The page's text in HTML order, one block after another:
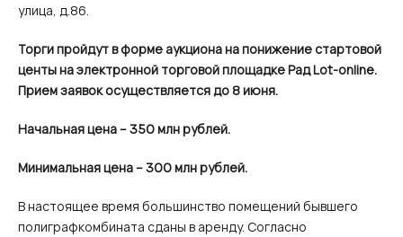
улица, д.86.
Торги пройдут в форме аукциона на понижение стартовой
центы на электронной торговой площадке Рад Lot-online.
Прием заявок осуществляется до 8 июня.
Начальная цена – 350 млн рублей.
Минимальная цена – 300 млн рублей.
В настоящее время большинство помещений бывшего
полиграфкомбината сданы в аренду. Согласно